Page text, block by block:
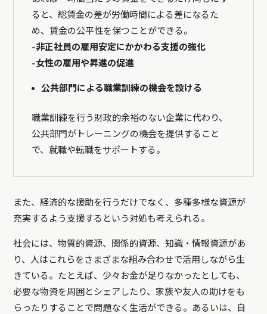
ると、総賃金の差が労働時間による差になるた
め、賃金の公平性を保つことができる。
-非正社員の雇用安定にかかわる支援の強化
-女性の雇用や昇進の促進
公共部門による職業訓練の機会を設ける
職業訓練を行う財政的余裕のない企業に代わり、
公共部門がトレーニングの機会を提供すること
で、就職や転職をサポートする。
また、経済的な援助を行うだけでなく、多種多様な資源が
充実するよう支援するという対処も考えられる。
社会には、物質的資源、関係的資源、知識・情報資源があ
り、人はこれらをさまざまな組み合わせで活用しながら生
きている。たとえば、少々お金が足りなかったとしても、
必要な物資を周囲とシェアしたり、家族や友人の助けをも
らったりすることで問題なく生活ができる。あるいは、自